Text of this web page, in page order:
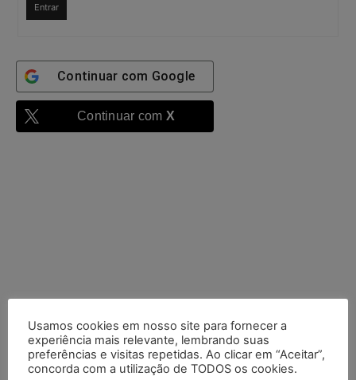
Entrar
Continuar com Google
Continuar com X
Usamos cookies em nosso site para fornecer a
experiência mais relevante, lembrando suas
preferências e visitas repetidas. Ao clicar em “Aceitar”,
concorda com a utilização de TODOS os cookies.